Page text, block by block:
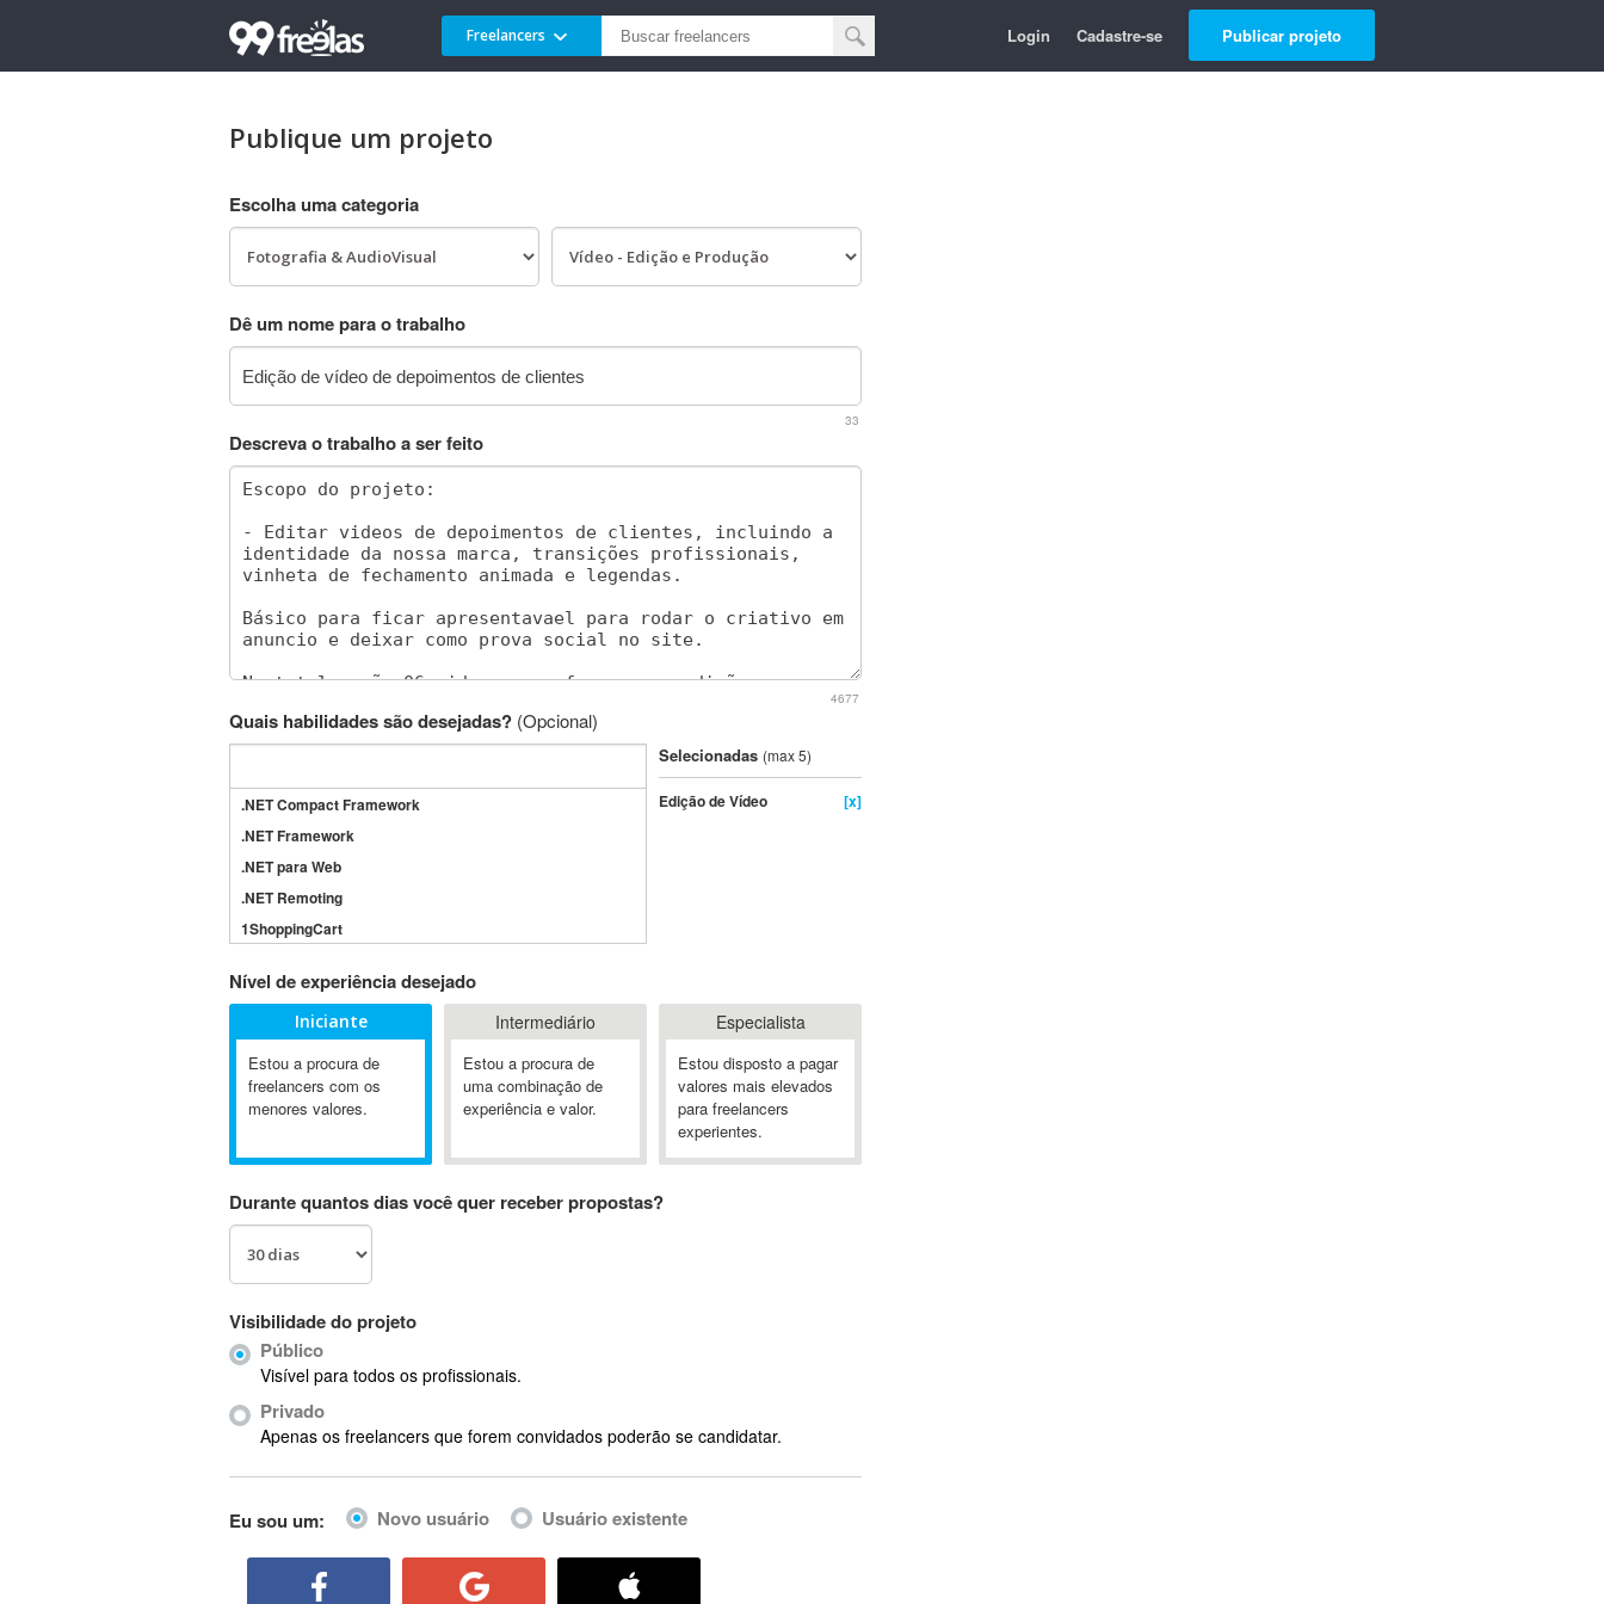
Freelancers Login Cadastre-se Publicar projeto
Publique um projeto
Escolha uma categoria
Dê um nome para o trabalho
33
Descreva o trabalho a ser feito
4677
Quais habilidades são desejadas? (Opcional)
.NET Compact Framework
.NET Framework
.NET para Web
.NET Remoting
1ShoppingCart
3GSM
4D Dimension
802.11
A&P
A-GPS
Ab Initio
ABIS
AbleCommerce
Ableton Live
Abstract Window Toolkit (AWT)
Selecionadas (max 5)
Edição de Vídeo [x]
Nível de experiência desejado
Iniciante
Estou a procura de
freelancers com os
menores valores.
Intermediário
Estou a procura de
uma combinação de
experiência e valor.
Especialista
Estou disposto a pagar
valores mais elevados
para freelancers
experientes.
Durante quantos dias você quer receber propostas?
Visibilidade do projeto
Público
Visível para todos os profissionais.
Privado
Apenas os freelancers que forem convidados poderão se candidatar.
Eu sou um: Novo usuário Usuário existente